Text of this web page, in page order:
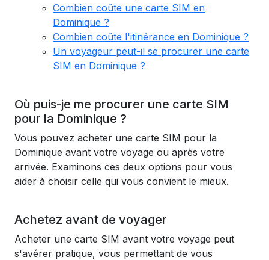
Combien coûte une carte SIM en
Dominique ?
Combien coûte l'itinérance en Dominique ?
Un voyageur peut-il se procurer une carte
SIM en Dominique ?
Où puis-je me procurer une carte SIM
pour la Dominique ?
Vous pouvez acheter une carte SIM pour la
Dominique avant votre voyage ou après votre
arrivée. Examinons ces deux options pour vous
aider à choisir celle qui vous convient le mieux.
Achetez avant de voyager
Acheter une carte SIM avant votre voyage peut
s'avérer pratique, vous permettant de vous